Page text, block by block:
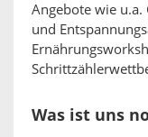
Angebote wie u.a.
und
Was ist uns